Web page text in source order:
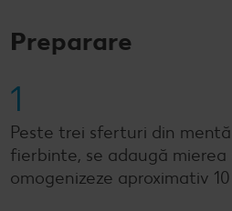
Preparare
1
Peste trei sferturi din
fierbinte, se adaugă mierea
omogenizeze aproximativ